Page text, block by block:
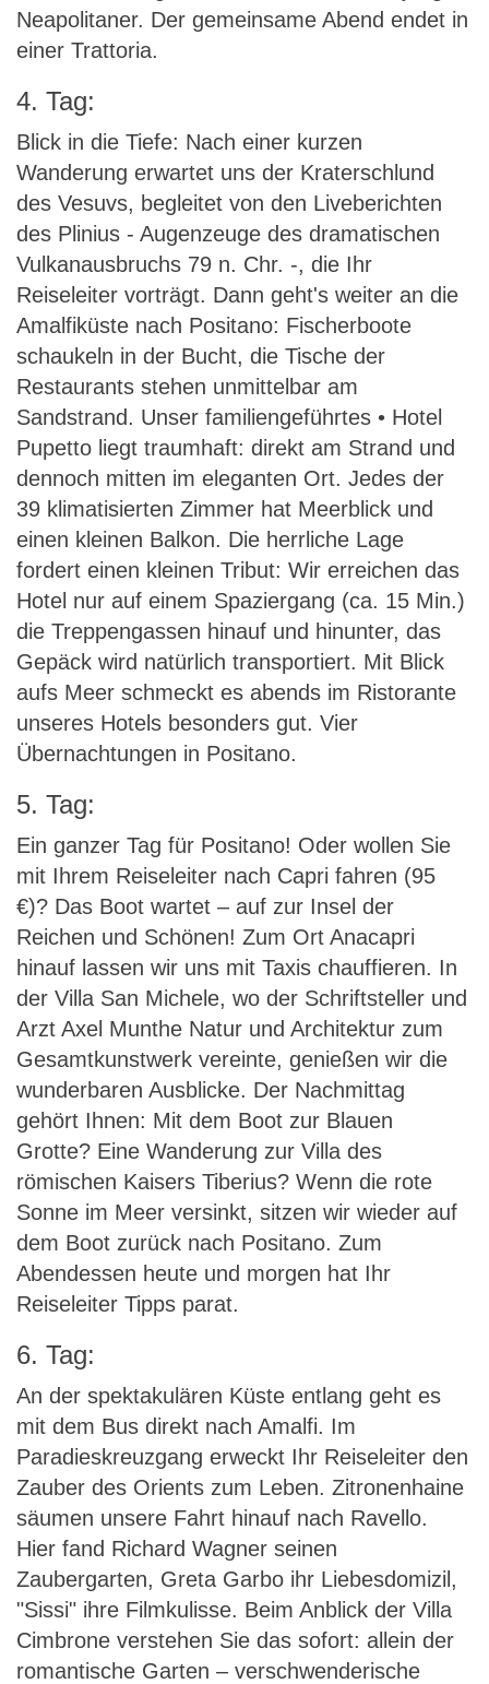
Neapolitaner. Der gemeinsame Abend endet in
einer Trattoria.
4. Tag:
Blick in die Tiefe: Nach einer kurzen
Wanderung erwartet uns der Kraterschlund
des Vesuvs, begleitet von den Liveberichten
des Plinius - Augenzeuge des dramatischen
Vulkanausbruchs 79 n. Chr. -, die Ihr
Reiseleiter vorträgt. Dann geht's weiter an die
Amalfiküste nach Positano: Fischerboote
schaukeln in der Bucht, die Tische der
Restaurants stehen unmittelbar am
Sandstrand. Unser familiengeführtes • Hotel
Pupetto liegt traumhaft: direkt am Strand und
dennoch mitten im eleganten Ort. Jedes der
39 klimatisierten Zimmer hat Meerblick und
einen kleinen Balkon. Die herrliche Lage
fordert einen kleinen Tribut: Wir erreichen das
Hotel nur auf einem Spaziergang (ca. 15 Min.)
die Treppengassen hinauf und hinunter, das
Gepäck wird natürlich transportiert. Mit Blick
aufs Meer schmeckt es abends im Ristorante
unseres Hotels besonders gut. Vier
Übernachtungen in Positano.
5. Tag:
Ein ganzer Tag für Positano! Oder wollen Sie
mit Ihrem Reiseleiter nach Capri fahren (95
€)? Das Boot wartet – auf zur Insel der
Reichen und Schönen! Zum Ort Anacapri
hinauf lassen wir uns mit Taxis chauffieren. In
der Villa San Michele, wo der Schriftsteller und
Arzt Axel Munthe Natur und Architektur zum
Gesamtkunstwerk vereinte, genießen wir die
wunderbaren Ausblicke. Der Nachmittag
gehört Ihnen: Mit dem Boot zur Blauen
Grotte? Eine Wanderung zur Villa des
römischen Kaisers Tiberius? Wenn die rote
Sonne im Meer versinkt, sitzen wir wieder auf
dem Boot zurück nach Positano. Zum
Abendessen heute und morgen hat Ihr
Reiseleiter Tipps parat.
6. Tag:
An der spektakulären Küste entlang geht es
mit dem Bus direkt nach Amalfi. Im
Paradieskreuzgang erweckt Ihr Reiseleiter den
Zauber des Orients zum Leben. Zitronenhaine
säumen unsere Fahrt hinauf nach Ravello.
Hier fand Richard Wagner seinen
Zaubergarten, Greta Garbo ihr Liebesdomizil,
"Sissi" ihre Filmkulisse. Beim Anblick der Villa
Cimbrone verstehen Sie das sofort: allein der
romantische Garten – verschwenderische